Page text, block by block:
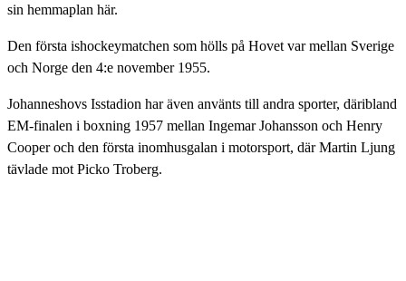
sin hemmaplan här.
Den första ishockeymatchen som hölls på Hovet var mellan Sverige
och Norge den 4:e november 1955.
Johanneshovs Isstadion har även använts till andra sporter, däribland
EM-finalen i boxning 1957 mellan Ingemar Johansson och Henry
Cooper och den första inomhusgalan i motorsport, där Martin Ljung
tävlade mot Picko Troberg.